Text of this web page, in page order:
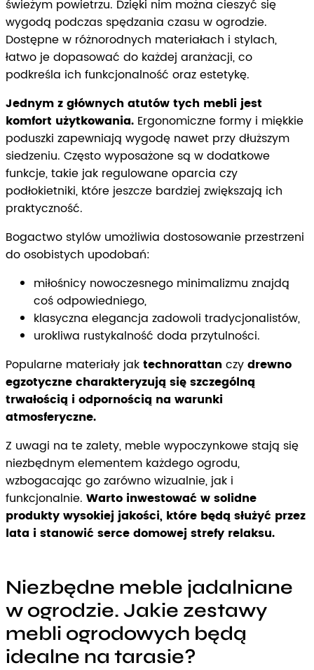
świeżym powietrzu. Dzięki nim można cieszyć się
wygodą podczas spędzania czasu w ogrodzie.
Dostępne w różnorodnych materiałach i stylach,
łatwo je dopasować do każdej aranżacji, co
podkreśla ich funkcjonalność oraz estetykę.
Jednym z głównych atutów tych mebli jest
komfort użytkowania. Ergonomiczne formy i miękkie
poduszki zapewniają wygodę nawet przy dłuższym
siedzeniu. Często wyposażone są w dodatkowe
funkcje, takie jak regulowane oparcia czy
podłokietniki, które jeszcze bardziej zwiększają ich
praktyczność.
Bogactwo stylów umożliwia dostosowanie przestrzeni
do osobistych upodobań:
miłośnicy nowoczesnego minimalizmu znajdą
coś odpowiedniego,
klasyczna elegancja zadowoli tradycjonalistów,
urokliwa rustykalność doda przytulności.
Popularne materiały jaktechnorattan czydrewno
egzotyczne charakteryzują się szczególną
trwałością i odpornością na warunki
atmosferyczne.
Z uwagi na te zalety, meble wypoczynkowe stają się
niezbędnym elementem każdego ogrodu,
wzbogacając go zarówno wizualnie, jak i
funkcjonalnie. Warto inwestować w solidne
produkty wysokiej jakości, które będą służyć przez
lata i stanowić serce domowej strefy relaksu.
Niezbędne meble jadalniane
w ogrodzie. Jakie zestawy
mebli ogrodowych będą
idealne na tarasie?